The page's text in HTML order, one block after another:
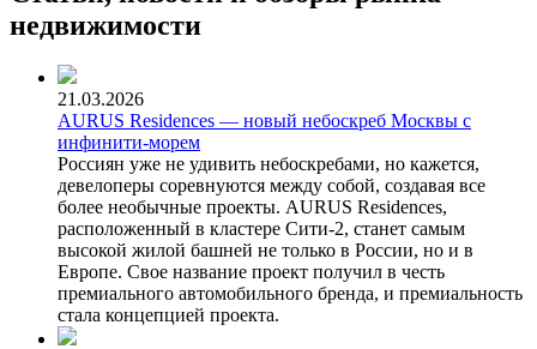
недвижимости
21.03.2026
AURUS Residences — новый небоскреб Москвы с
инфинити-морем
Россиян уже не удивить небоскребами, но кажется,
девелоперы соревнуются между собой, создавая все
более необычные проекты. AURUS Residences,
расположенный в кластере Сити-2, станет самым
высокой жилой башней не только в России, но и в
Европе. Свое название проект получил в честь
премиального автомобильного бренда, и премиальность
стала концепцией проекта.